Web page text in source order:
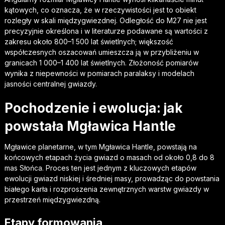
kątowych, co oznacza, że w rzeczywistości jest to obiekt
rozległy w skali międzygwiezdnej. Odległość do M27 nie jest
precyzyjnie określona i w literaturze podawane są wartości z
zakresu około 800–1 500 lat świetlnych; większość
współczesnych oszacowań umieszcza ją w przybliżeniu w
granicach 1 000–1 400 lat świetlnych. Złożoność pomiarów
wynika z niepewności w pomiarach paralaksy i modelach
jasności centralnej gwiazdy.
Pochodzenie i ewolucja: jak
powstała Mgławica Hantle
Mgławice planetarne, w tym Mgławica Hantle, powstają na
końcowych etapach życia gwiazd o masach od około 0,8 do 8
mas Słońca. Proces ten jest jednym z kluczowych etapów
ewolucji gwiazd niskiej i średniej masy, prowadząc do powstania
białego karła i rozproszenia zewnętrznych warstw gwiazdy w
przestrzeń międzygwiezdną.